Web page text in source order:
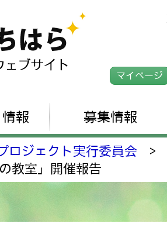
マイページ
報 募集情報
ロジェクト実行委員会 >
教室」開催報告